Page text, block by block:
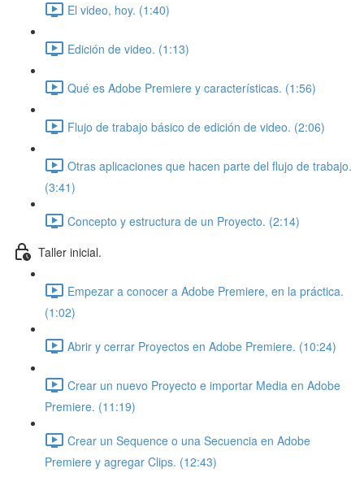
El video, hoy. (1:40)
Edición de video. (1:13)
Qué es Adobe Premiere y características. (1:56)
Flujo de trabajo básico de edición de video. (2:06)
Otras aplicaciones que hacen parte del flujo de trabajo.
(3:41)
Concepto y estructura de un Proyecto. (2:14)
Taller inicial.
Empezar a conocer a Adobe Premiere, en la práctica.
(1:02)
Abrir y cerrar Proyectos en Adobe Premiere. (10:24)
Crear un nuevo Proyecto e importar Media en Adobe
Premiere. (11:19)
Crear un Sequence o una Secuencia en Adobe
Premiere y agregar Clips. (12:43)